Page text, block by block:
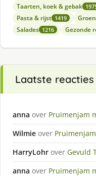
Taarten, koek & gebak
Pasta & rijst 1419
Salades 1216 Gezonde
Laatste reacties
anna over Pruimenjam
Wilmie over
HarryLohr over Gevuld
anna over Pruimenjam